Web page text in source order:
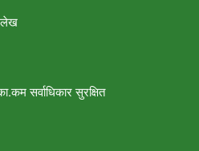
लेख
सर्वाधिकार सुरक्षित